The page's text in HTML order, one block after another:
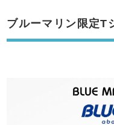
ブルーマリン限定T